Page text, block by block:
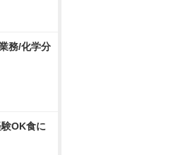
務/化学分
OK食に